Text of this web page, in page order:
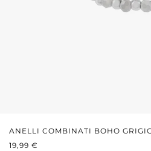
ANELLI COMBINATI BOHO
PREZZO NORMALE:
19,99 €